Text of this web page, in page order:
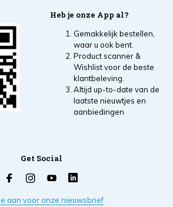
Heb je onze App al?
Gemakkelijk bestellen,
waar u ook bent.
Product scanner &
Wishlist voor de beste
klantbeleving.
Altijd up-to-date van de
laatste nieuwtjes en
aanbiedingen
Get Social
aan voor onze nieuwsbrief